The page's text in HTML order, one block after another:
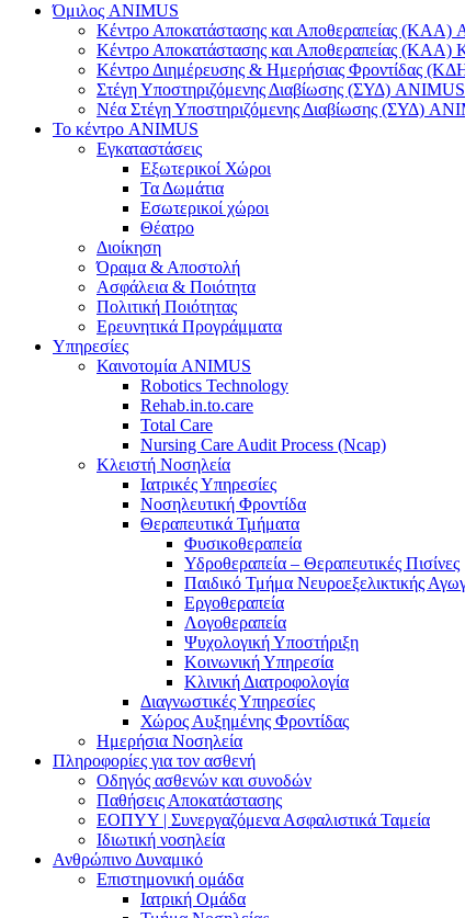
Όμιλος ANIMUS
Κέντρο Αποκατάστασης και Αποθεραπείας (ΚΑΑ)
Κέντρο Αποκατάστασης και Αποθεραπείας
Κέντρο Διημέρευσης & Ημερήσιας Φροντίδας
Στέγη Υποστηριζόμενης Διαβίωσης (ΣΥΔ) ANIMUS
Νέα Στέγη Υποστηριζόμενης Διαβίωσης (ΣΥΔ)
Το κέντρο ANIMUS
Εγκαταστάσεις
Εξωτερικοί Χώροι
Τα Δωμάτια
Εσωτερικοί χώροι
Θέατρο
Διοίκηση
Όραμα & Αποστολή
Ασφάλεια & Ποιότητα
Πολιτική Ποιότητας
Ερευνητικά Προγράμματα
Υπηρεσίες
Καινοτομία ANIMUS
Robotics Technology
Rehab.in.to.care
Total Care
Nursing Care Audit Process (Ncap)
Κλειστή Νοσηλεία
Ιατρικές Υπηρεσίες
Νοσηλευτική Φροντίδα
Θεραπευτικά Τμήματα
Φυσικοθεραπεία
Υδροθεραπεία – Θεραπευτικές Πισίνες
Παιδικό Τμήμα Νευροεξελικτικής
Εργοθεραπεία
Λογοθεραπεία
Ψυχολογική Υποστήριξη
Κοινωνική Υπηρεσία
Κλινική Διατροφολογία
Διαγνωστικές Υπηρεσίες
Χώρος Αυξημένης Φροντίδας
Ημερήσια Νοσηλεία
Πληροφορίες για τον ασθενή
Οδηγός ασθενών και συνοδών
Παθήσεις Αποκατάστασης
ΕΟΠΥΥ | Συνεργαζόμενα Ασφαλιστικά Ταμεία
Ιδιωτική νοσηλεία
Ανθρώπινο Δυναμικό
Επιστημονική ομάδα
Ιατρική Ομάδα